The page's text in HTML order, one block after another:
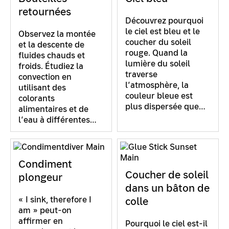
dans votre œil par la fente du haut.
retournées
Observez la montée
et la descente de
fluides chauds et
froids. Étudiez la
convection en
utilisant des
colorants
alimentaires et de
l’eau à différentes…
Découvrez pourquoi
le ciel est bleu et le
coucher du soleil
rouge. Quand la
lumière du soleil
traverse
l’atmosphère, la
couleur bleue est
plus dispersée que…
Condiment
plongeur
« I sink, therefore I
am » peut-on
affirmer en
Coucher de soleil
dans un bâton de
colle
Pourquoi le ciel est-il